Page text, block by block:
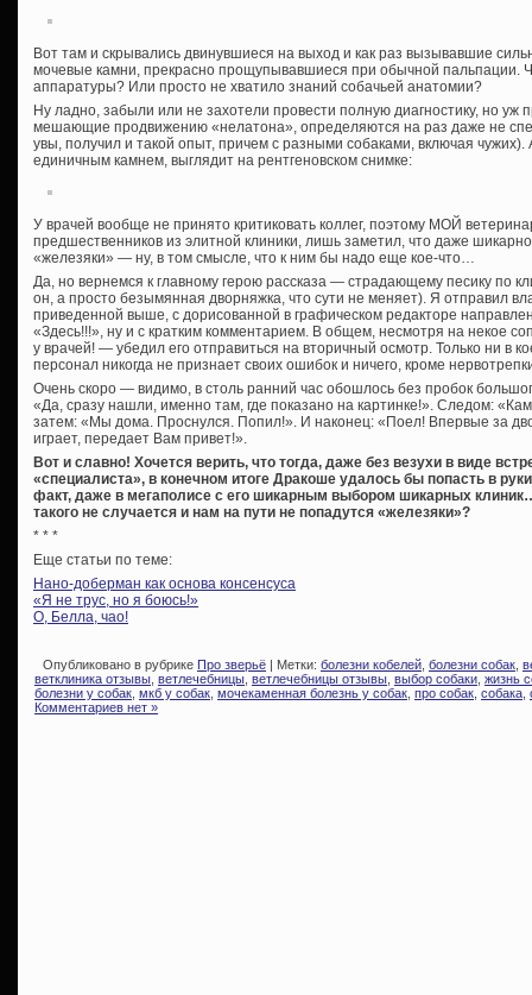
Вот там и скрывались двинувшиеся на выход и как раз вызывавшие
мочевые камни, прекрасно прощупывавшиеся при обычной пальпации.
аппаратуры? Или просто не хватило знаний собачьей анатомии?
Ну ладно, забыли или не захотели провести полную диагностику, но уж
мешающие продвижению «нелатона», определяются на раз даже не
увы, получил и такой опыт, причем с разными собаками, включая чужих).
единичным камнем, выглядит на рентгеновском снимке:
У врачей вообще не принято критиковать коллег, поэтому МОЙ
предшественников из элитной клиники, лишь заметил, что даже
«железяки» — ну, в том смысле, что к ним бы надо еще кое-что…
Да, но вернемся к главному герою рассказа — страдающему песику по
он, а просто безымянная дворняжка, что сути не меняет). Я отправил
приведенной выше, с дорисованной в графическом редакторе
«Здесь!!!», ну и с кратким комментарием. В общем, несмотря на некое
у врачей! — убедил его отправиться на вторичный осмотр. Только ни в
персонал никогда не признает своих ошибок и ничего, кроме
Очень скоро — видимо, в столь ранний час обошлось без пробок
«Да, сразу нашли, именно там, где показано на картинке!». Следом:
затем: «Мы дома. Проснулся. Попил!». И наконец: «Поел! Впервые за
играет, передает Вам привет!».
Вот и славно! Хочется верить, что тогда, даже без везухи в виде
«специалиста», в конечном итоге Дракоше удалось бы попасть в
факт, даже в мегаполисе с его шикарным выбором шикарных
такого не случается и нам на пути не попадутся «железяки»?
* * *
Еще статьи по теме:
Нано-доберман как основа консенсуса
«Я не трус, но я боюсь!»
О, Белла, чао!
Опубликовано в рубрике Про зверьё | Метки: болезни кобелей болезни собак
ветклиника отзывы ветлечебницы ветлечебницы отзывы выбор собаки жизнь
болезни у собак мкб у собак мочекаменная болезнь у собак про собак собака
Комментариев нет »